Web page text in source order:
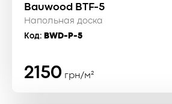
Bauwood BTF-5
Напольная доска
Код: BWD-P-5
2150 грн/м²